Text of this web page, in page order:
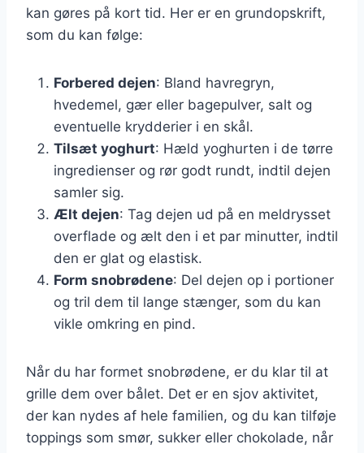
kan gøres på kort tid. Her er en grundopskrift,
som du kan følge:
Forbered dejen: Bland havregryn,
hvedemel, gær eller bagepulver, salt og
eventuelle krydderier i en skål.
Tilsæt yoghurt: Hæld yoghurten i de tørre
ingredienser og rør godt rundt, indtil dejen
samler sig.
Ælt dejen: Tag dejen ud på en meldrysset
overflade og ælt den i et par minutter, indtil
den er glat og elastisk.
Form snobrødene: Del dejen op i portioner
og tril dem til lange stænger, som du kan
vikle omkring en pind.
Når du har formet snobrødene, er du klar til at
grille dem over bålet. Det er en sjov aktivitet,
der kan nydes af hele familien, og du kan tilføje
toppings som smør, sukker eller chokolade, når